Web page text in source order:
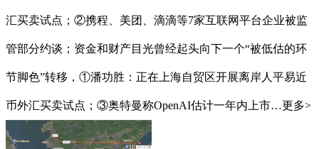
汇买卖试点；②携程、美团、滴滴等7家互联网平台企业被监
管部分约谈；资金和财产目光曾经起头向下一个“被低估的环
节脚色”转移，①潘功胜：正在上海自贸区开展离岸人平易近
币外汇买卖试点；③奥特曼称OpenAI估计一年内上市…更多>